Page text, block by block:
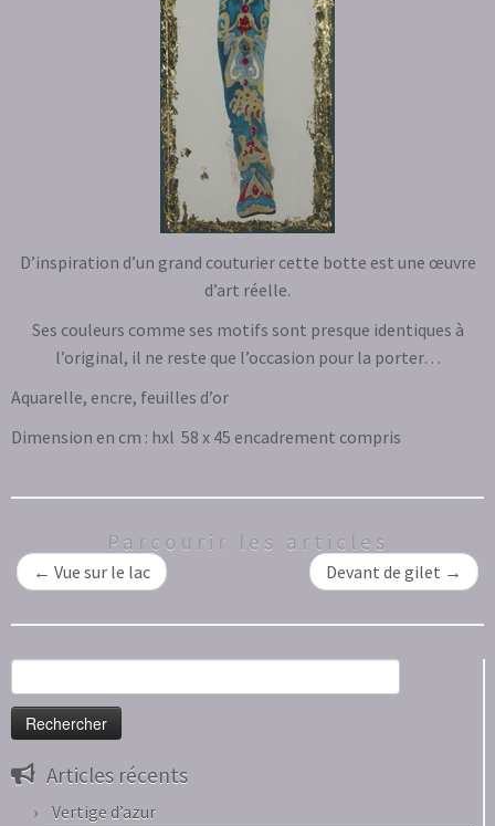
D’inspiration d’un grand couturier cette botte est une œuvre
d’art réelle.
Ses couleurs comme ses motifs sont presque identiques à
l’original, il ne reste que l’occasion pour la porter…
Aquarelle, encre, feuilles d’or
Dimension en cm : hxl 58 x 45 encadrement compris
Parcourir les articles
← Vue sur le lac Devant de gilet →
Articles récents
Vertige d’azur